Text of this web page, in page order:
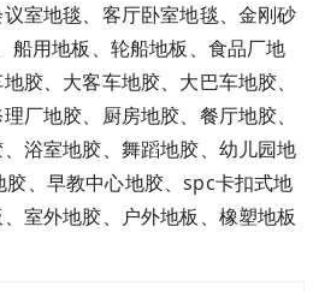
室地毯、客厅卧室地毯、金刚砂
船用地板、轮船地板、食品厂地
胶、大客车地胶、大巴车地胶、
厂地胶、厨房地胶、餐厅地胶、
浴室地胶、舞蹈地胶、幼儿园地
、早教中心地胶、spc卡扣式地
室外地胶、户外地板、橡塑地板